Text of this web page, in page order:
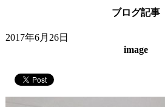
ブログ記事
2017年6月26日
image